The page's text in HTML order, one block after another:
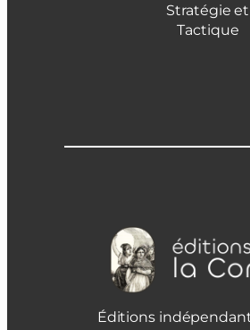
Stratégie et
Tactique
Éditions